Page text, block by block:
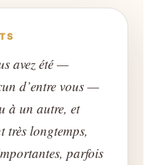
avez été —
d’entre vous —
à un autre, et
très longtemps,
parfois